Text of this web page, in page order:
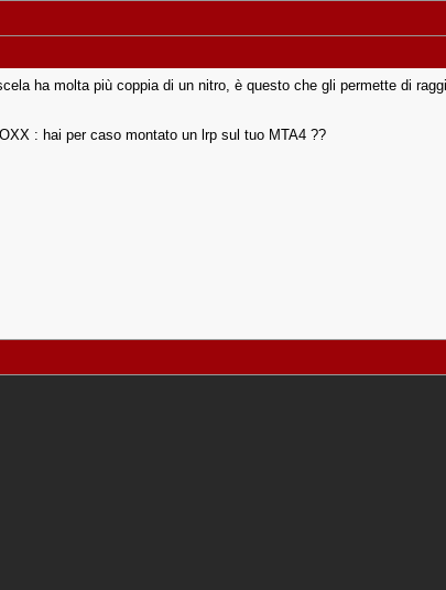
ha molta più coppia di un nitro, è questo che gli permette di
: hai per caso montato un lrp sul tuo MTA4 ??